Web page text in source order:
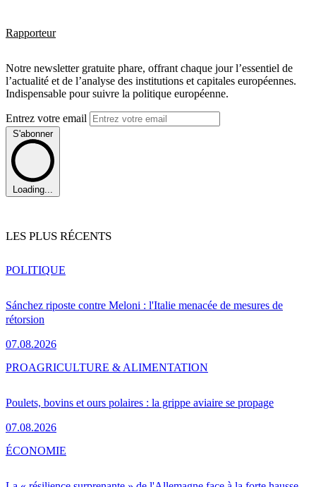
Rapporteur
Notre newsletter gratuite phare, offrant chaque jour l’essentiel de
l’actualité et de l’analyse des institutions et capitales européennes.
Indispensable pour suivre la politique européenne.
Entrez votre email
S'abonner
Loading...
LES PLUS RÉCENTS
Sánchez riposte contre Meloni : l'Italie menacée de mesures de
rétorsion
07.08.2026
POLITIQUE
Poulets, bovins et ours polaires : la grippe aviaire se propage
07.08.2026
PROAGRICULTURE & ALIMENTATION
ÉCONOMIE